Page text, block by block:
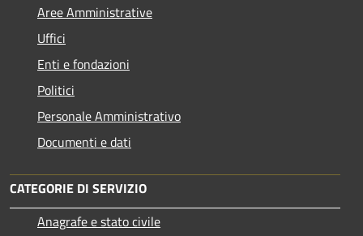
Aree Amministrative
Uffici
Enti e fondazioni
Politici
Personale Amministrativo
Documenti e dati
CATEGORIE DI SERVIZIO
Anagrafe e stato civile